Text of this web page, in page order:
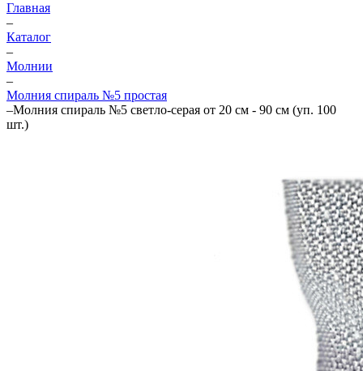
Главная
–
Каталог
–
Молнии
–
Молния спираль №5 простая
–Молния спираль №5 светло-серая от 20 см - 90 см (уп. 100
шт.)